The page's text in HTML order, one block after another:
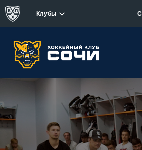
Клубы